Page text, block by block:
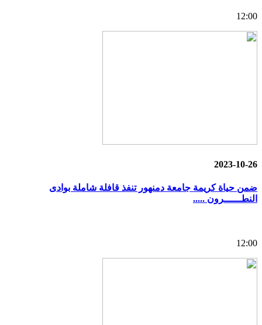
12:00
2023-10-26
ضمن حياة كريمة جامعة دمنهور تنفذ قافلة شاملة بوادى
النطــــــرون .....
12:00